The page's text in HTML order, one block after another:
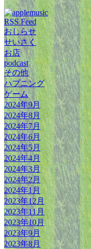
RSS Feed
おしらせ
せいさく
お店
podcast
その他
ハプニング
ゲーム
2024年9月
2024年8月
2024年7月
2024年6月
2024年5月
2024年4月
2024年3月
2024年2月
2024年1月
2023年12月
2023年11月
2023年10月
2023年9月
2023年8月